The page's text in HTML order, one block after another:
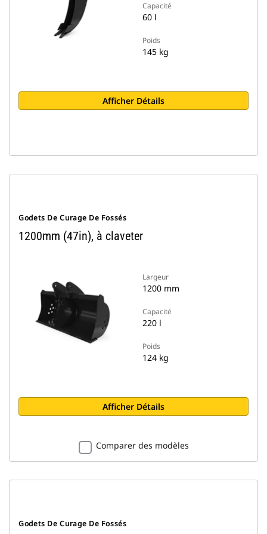
Capacité
60 l
Poids
145 kg
Afficher Détails
Godets De Curage De Fossés
1200mm (47in), à claveter
Largeur
1200 mm
Capacité
220 l
Poids
124 kg
Afficher Détails
Comparer des modèles
Godets De Curage De Fossés